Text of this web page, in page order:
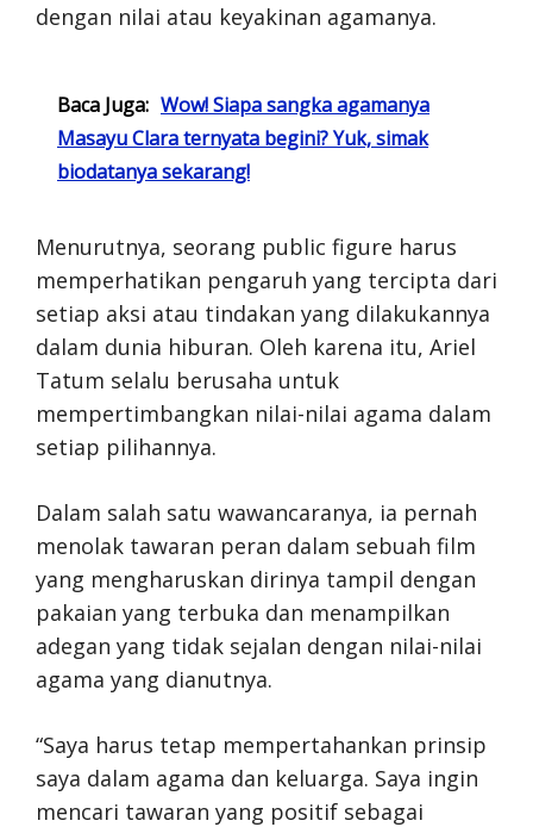
dengan nilai atau keyakinan agamanya.
Baca Juga: Wow! Siapa sangka agamanya
Masayu Clara ternyata begini? Yuk, simak
biodatanya sekarang!
Menurutnya, seorang public figure harus
memperhatikan pengaruh yang tercipta dari
setiap aksi atau tindakan yang dilakukannya
dalam dunia hiburan. Oleh karena itu, Ariel
Tatum selalu berusaha untuk
mempertimbangkan nilai-nilai agama dalam
setiap pilihannya.
Dalam salah satu wawancaranya, ia pernah
menolak tawaran peran dalam sebuah film
yang mengharuskan dirinya tampil dengan
pakaian yang terbuka dan menampilkan
adegan yang tidak sejalan dengan nilai-nilai
agama yang dianutnya.
“Saya harus tetap mempertahankan prinsip
saya dalam agama dan keluarga. Saya ingin
mencari tawaran yang positif sebagai